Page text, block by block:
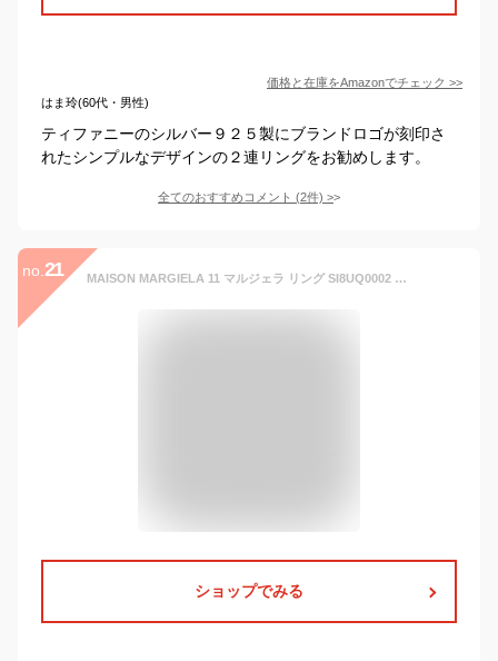
価格と在庫をAmazonでチェック >>
はま玲(60代・男性)
ティファニーのシルバー９２５製にブランドロゴが刻印さ
れたシンプルなデザインの２連リングをお勧めします。
全てのおすすめコメント (2件) >
no. 21 MAISON MARGIELA 11 マルジェラ リング SI8UQ0002 SV0129 レディース 指輪 ナンバーロゴ シルバー925 silver925 アクセサリー カラー2色
ショップでみる